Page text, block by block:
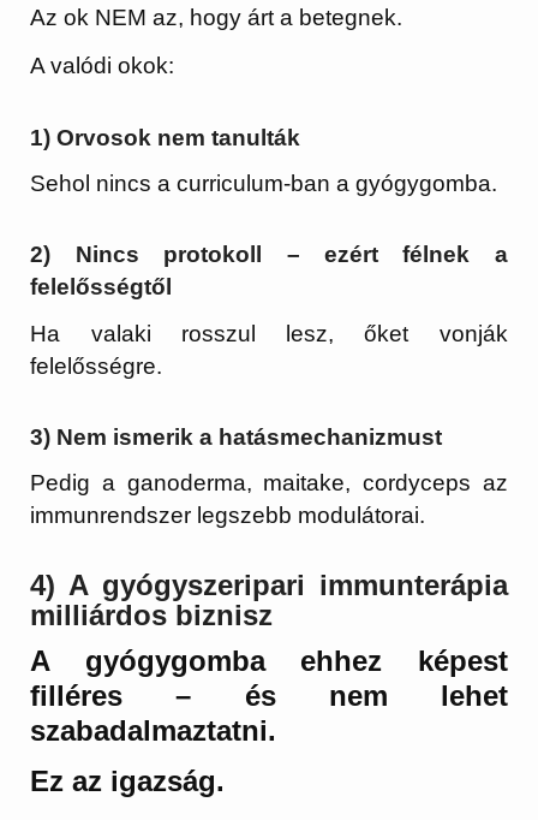
Az ok NEM az, hogy árt a betegnek.
A valódi okok:
1) Orvosok nem tanulták
Sehol nincs a curriculum-ban a gyógygomba.
2) Nincs protokoll – ezért félnek a
felelősségtől
Ha valaki rosszul lesz, őket vonják
felelősségre.
3) Nem ismerik a hatásmechanizmust
Pedig a ganoderma, maitake, cordyceps az
immunrendszer legszebb modulátorai.
4) A gyógyszeripari immunterápia
milliárdos biznisz
A gyógygomba ehhez képest
filléres – és nem lehet
szabadalmaztatni.
Ez az igazság.